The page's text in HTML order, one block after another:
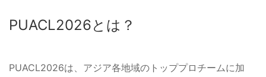
PUACL2026とは？
PUACL2026は、アジア各地域のトッププロチームに加